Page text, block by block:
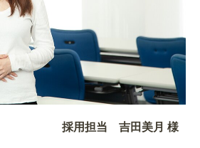
採用担当 吉田美月 様